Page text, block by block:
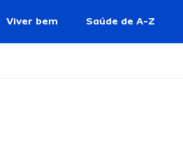
Viver bem Saúde de A-Z